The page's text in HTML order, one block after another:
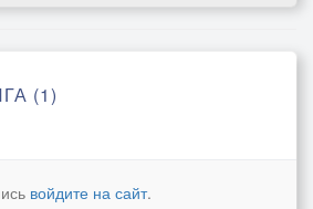
(1)
войдите на сайт.